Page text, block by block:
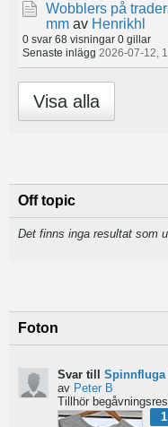
Wobblers på
mm av Henrikhl
0 svar 68 visningar 0 gillar
Senaste inlägg 2026-07-12,
Visa alla
Off topic
Det finns inga resultat som
Foton
Svar till Spinnfluga
av Peter B
1